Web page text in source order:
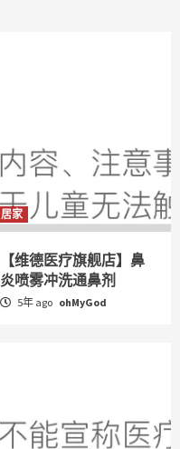
居家
【维德医疗旗舰店】鼻
炎喷雾冲洗通鼻剂
5年 ago ohMyGod